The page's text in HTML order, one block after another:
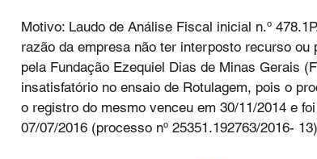
Motivo: Laudo de Análise Fiscal inicial n.º
razão da empresa não ter interposto recurso
pela Fundação Ezequiel Dias de Minas Gerais
insatisfatório no ensaio de Rotulagem, pois o
o registro do mesmo venceu em 30/11/2014 e
07/07/2016 (processo nº 25351.192763/2016-